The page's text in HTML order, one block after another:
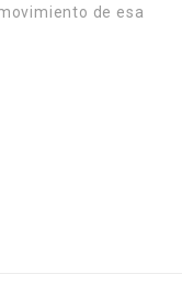
de esa